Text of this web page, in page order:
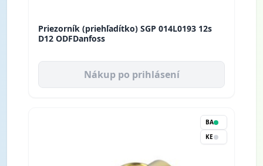
Priezorník (priehľadítko) SGP 014L0193 12s
D12 ODFDanfoss
Nákup po prihlásení
BA
KE